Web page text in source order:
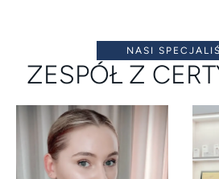
NASI
ZESPÓŁ Z